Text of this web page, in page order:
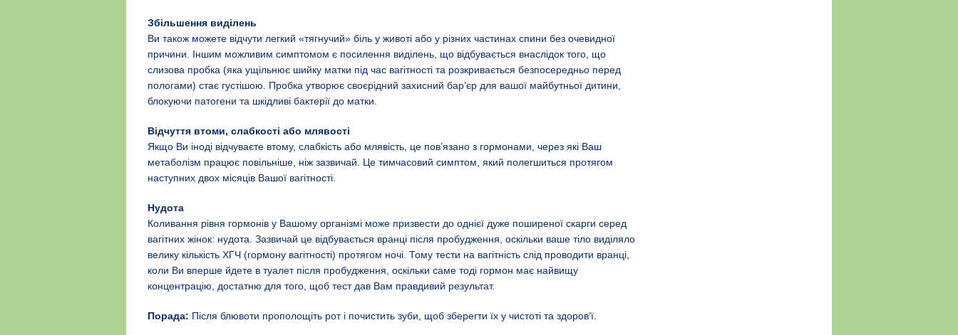
Збільшення виділень
Ви також можете відчути легкий «тягнучий» біль у животі або у різних частинах спини без очевидної
причини. Іншим можливим симптомом є посилення виділень, що відбувається внаслідок того, що
слизова пробка (яка ущільнює шийку матки під час вагітності та розкривається безпосередньо перед
пологами) стає густішою. Пробка утворює своєрідний захисний бар’єр для вашої майбутньої дитини,
блокуючи патогени та шкідливі бактерії до матки.
Відчуття втоми, слабкості або млявості
Якщо Ви іноді відчуваєте втому, слабкість або млявість, це пов’язано з гормонами, через які Ваш
метаболізм працює повільніше, ніж зазвичай. Це тимчасовий симптом, який полегшиться протягом
наступних двох місяців Вашої вагітності.
Нудота
Коливання рівня гормонів у Вашому організмі може призвести до однієї дуже поширеної скарги серед
вагітних жінок: нудота. Зазвичай це відбувається вранці після пробудження, оскільки ваше тіло виділяло
велику кількість ХГЧ (гормону вагітності) протягом ночі. Тому тести на вагітність слід проводити вранці,
коли Ви вперше йдете в туалет після пробудження, оскільки саме тоді гормон має найвищу
концентрацію, достатню для того, щоб тест дав Вам правдивий результат.
Порада: Після блювоти прополощіть рот і почистить зуби, щоб зберегти їх у чистоті та здоров’ї.